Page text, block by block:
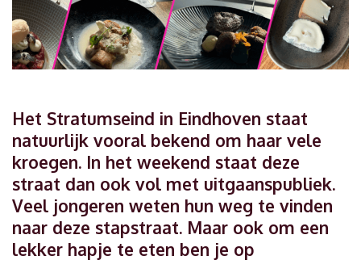
Het Stratumseind in Eindhoven staat
natuurlijk vooral bekend om haar vele
kroegen. In het weekend staat deze
straat dan ook vol met uitgaanspubliek.
Veel jongeren weten hun weg te vinden
naar deze stapstraat. Maar ook om een
lekker hapje te eten ben je op